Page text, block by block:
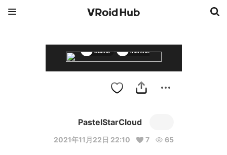
Bulma Marshal
PastelStarCloud
2021年11月22日 22:10 7 65